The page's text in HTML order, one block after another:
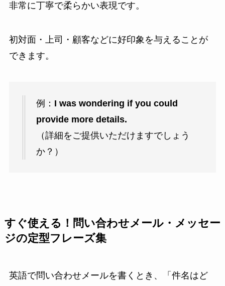
非常に丁寧で柔らかい表現です。
初対面・上司・顧客などに好印象を与えることが
できます。
例： I was wondering if you could
provide more details.
（詳細をご提供いただけますでしょう
か？）
すぐ使える！問い合わせメール・メッセー
ジの定型フレーズ集
英語で問い合わせメールを書くとき、「件名はど